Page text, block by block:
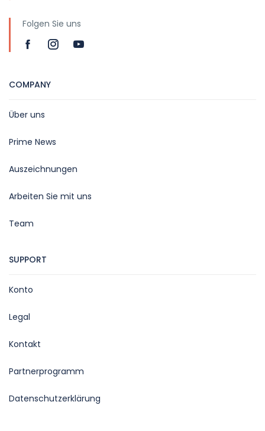
Folgen Sie uns
COMPANY
Über uns
Prime News
Auszeichnungen
Arbeiten Sie mit uns
Team
SUPPORT
Konto
Legal
Kontakt
Partnerprogramm
Datenschutzerklärung